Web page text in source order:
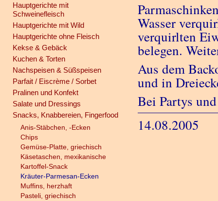
Hauptgerichte mit
Schweinefleisch
Hauptgerichte mit Wild
Hauptgerichte ohne Fleisch
Kekse & Gebäck
Kuchen & Torten
Nachspeisen & Süßspeisen
Parfait / Eiscrème / Sorbet
Pralinen und Konfekt
Salate und Dressings
Snacks, Knabbereien, Fingerfood
Anis-Stäbchen, -Ecken
Chips
Gemüse-Platte, griechisch
Käsetaschen, mexikanische
Kartoffel-Snack
Kräuter-Parmesan-Ecken
Muffins, herzhaft
Pasteli, griechisch
Wasser
verquirlten
belegen.
Aus dem
und in
Bei Partys
14.08.2005